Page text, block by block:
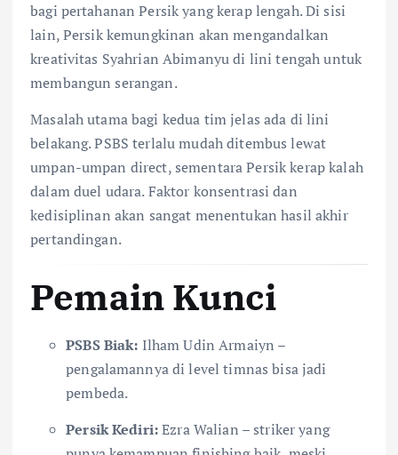
bagi pertahanan Persik yang kerap lengah. Di sisi
lain, Persik kemungkinan akan mengandalkan
kreativitas Syahrian Abimanyu di lini tengah untuk
membangun serangan.
Masalah utama bagi kedua tim jelas ada di lini
belakang. PSBS terlalu mudah ditembus lewat
umpan-umpan direct, sementara Persik kerap kalah
dalam duel udara. Faktor konsentrasi dan
kedisiplinan akan sangat menentukan hasil akhir
pertandingan.
Pemain Kunci
PSBS Biak: Ilham Udin Armaiyn –
pengalamannya di level timnas bisa jadi
pembeda.
Persik Kediri:Ezra Walian – striker yang